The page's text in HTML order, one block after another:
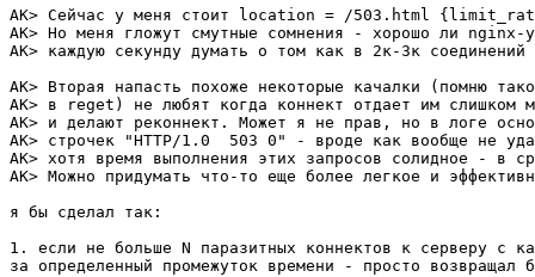
AK> Сейчас у меня стоит location = /503.html
AK> Но меня гложут смутные сомнения - хорошо ли nginx-у
AK> каждую секунду думать о том как в 2к-3к соединений
AK> Вторая напасть похоже некоторые качалки (помню
AK> в reget) не любят когда коннект отдает им слишком
AK> и делают реконнект. Может я не прав, но в логе
AK> строчек "HTTP/1.0  503 0" - вроде как вообще не
AK> хотя время выполнения этих запросов солидное - в
AK> Можно придумать что-то еще более легкое и
я бы сделал так:
1. если не больше N паразитных коннектов к серверу с
за определенный промежуток времени - просто возвращал